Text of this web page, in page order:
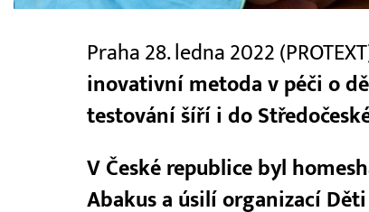
Praha 28. ledna 2022
inovativní metoda v péči o
testování šíří i do
V České republice byl
Abakus a úsilí organizací